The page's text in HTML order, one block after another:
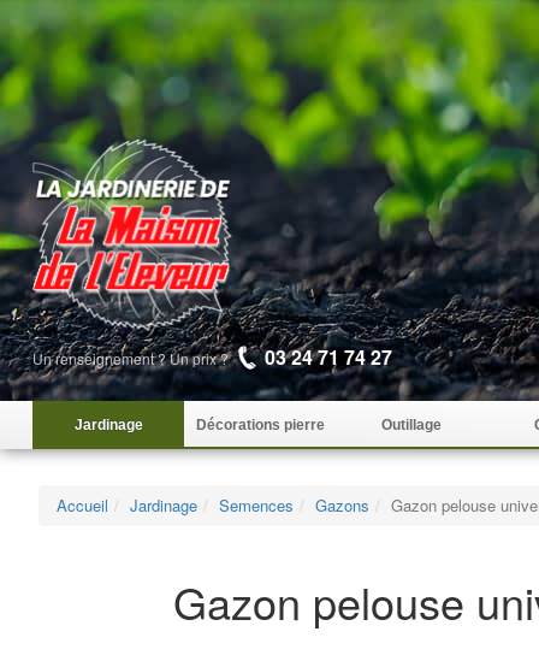
Un renseignement ? Un prix ? 03 24 71 74 27
Jardinage Décorations pierre Outillage
Accueil Jardinage Semences Gazons Gazon pelouse
Gazon pelouse